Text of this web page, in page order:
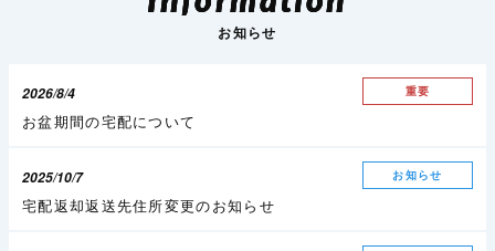
お知らせ
2026/8/4 重要
お盆期間の宅配について
2025/10/7 お知らせ
宅配返却返送先住所変更のお知らせ